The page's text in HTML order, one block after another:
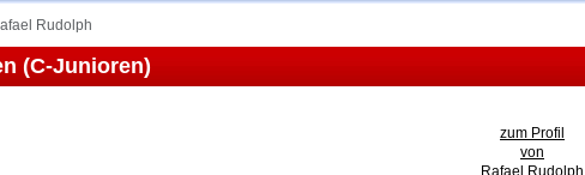
Rudolph
(C-Junioren)
zum Profil
von
Rafael Rudolph